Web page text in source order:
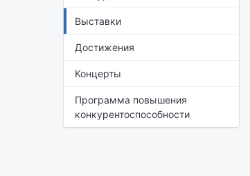
Выставки
Достижения
Концерты
Программа повышения
конкурентоспособности